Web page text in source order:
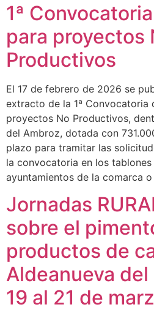
1ª
para proyectos
Productivos
El 17 de febrero de 2026 se
extracto de la 1ª Convocatoria
proyectos No Productivos,
del Ambroz, dotada con
plazo para tramitar las
la convocatoria en los
ayuntamientos de la comarca
Jornadas
sobre el
productos de
Aldeanueva
19 al 21 de